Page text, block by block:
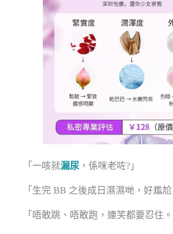
「一咳就漏尿 ，係咪老咗?」
「生完 BB 之後成日濕濕哋，好尷尬
「唔敢跳、唔敢跑，連笑都要忍住。